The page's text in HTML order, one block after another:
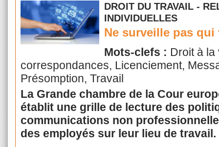
DROIT DU TRAVAIL -
INDIVIDUELLES
Ne surveille pas qui
Mots-clefs : Droit à la
correspondances, Licenciement,
Présomption, Travail
La Grande chambre de la Cour
établit une grille de lecture des
communications non
des employés sur leur lieu de travail.